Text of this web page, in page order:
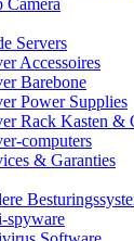
Servers
Accessoires
Barebone
Power Supplies
Rack Kasten &
computers
& Garanties
spyware